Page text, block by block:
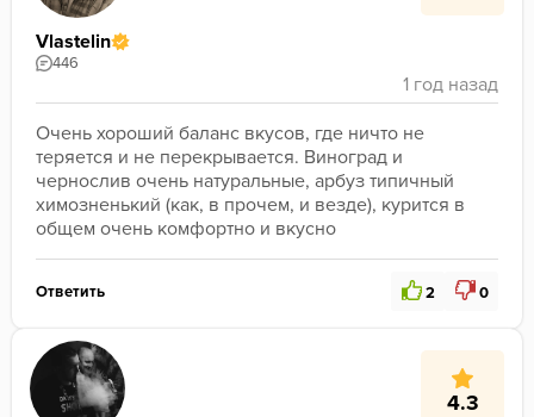
Vlastelin
446
Очень хороший баланс вкусов, где ничто не
теряется и не перекрывается. Виноград и
чернослив очень натуральные, арбуз типичный
химозненький (как, в прочем, и везде), курится в
общем очень комфортно и вкусно
Ответить 2 0
4.3